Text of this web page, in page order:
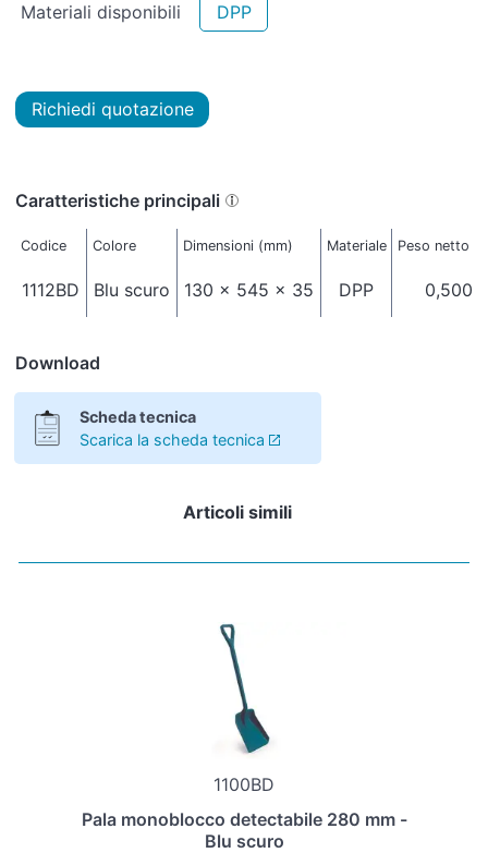
Materiali disponibili DPP
Richiedi quotazione
Caratteristiche principali
Codice Colore Dimensioni (mm) Materiale Peso netto
1112BD Blu scuro 130 x 545 x 35 DPP 0,500
Download
Scheda tecnica
Scarica la scheda tecnica
Articoli simili
1100BD
Pala monoblocco detectabile 280 mm -
Blu scuro